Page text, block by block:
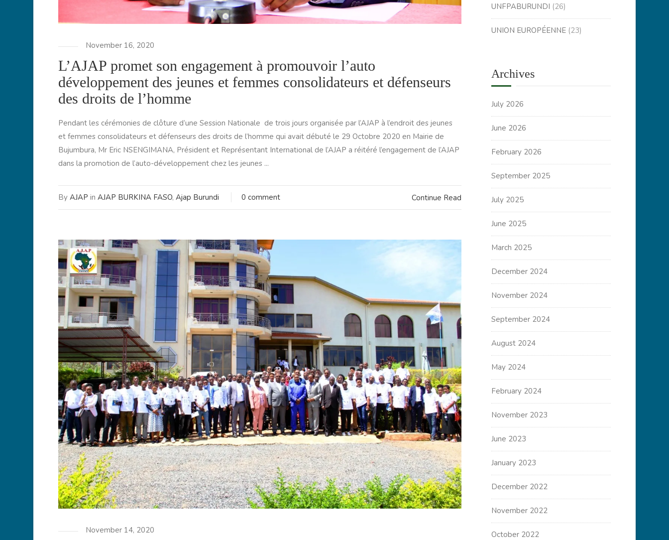
November 16, 2020
L’AJAP promet son engagement à promouvoir l’auto
développement des jeunes et femmes consolidateurs et défenseurs
des droits de l’homme
Pendant les cérémonies de clôture d’une Session Nationale de trois jours organisée par l’AJAP à l’endroit des jeunes
et femmes consolidateurs et défenseurs des droits de l’homme qui avait débuté le 29 Octobre 2020 en Mairie de
Bujumbura, Mr Eric NSENGIMANA, Président et Représentant International de l’AJAP a réitéré l’engagement de l’AJAP
dans la promotion de l’auto-développement chez les jeunes ...
Continue Read
By AJAP in AJAP BURKINA FASO, Ajap Burundi 0 comment
November 14, 2020
UNFPABURUNDI (26)
UNION EUROPÉENNE (23)
Archives
July 2026
June 2026
February 2026
September 2025
July 2025
June 2025
March 2025
December 2024
November 2024
September 2024
August 2024
May 2024
February 2024
November 2023
June 2023
January 2023
December 2022
November 2022
October 2022